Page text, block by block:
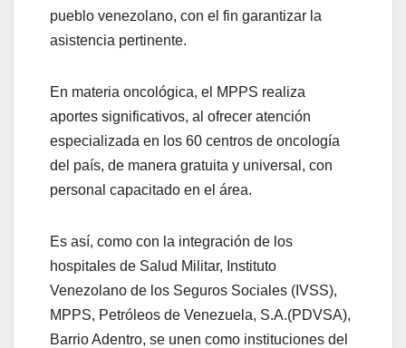
pueblo venezolano, con el fin garantizar la
asistencia pertinente.
En materia oncológica, el MPPS realiza
aportes significativos, al ofrecer atención
especializada en los 60 centros de oncología
del país, de manera gratuita y universal, con
personal capacitado en el área.
Es así, como con la integración de los
hospitales de Salud Militar, Instituto
Venezolano de los Seguros Sociales (IVSS),
MPPS, Petróleos de Venezuela, S.A.(PDVSA),
Barrio Adentro, se unen como instituciones del